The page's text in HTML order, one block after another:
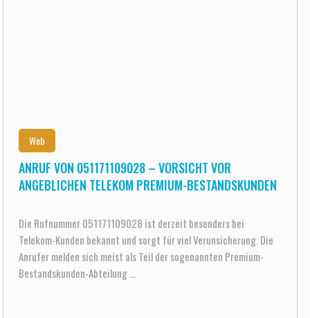
Web
ANRUF VON 051171109028 – VORSICHT VOR
ANGEBLICHEN TELEKOM PREMIUM-BESTANDSKUNDEN
Die Rufnummer 051171109028 ist derzeit besonders bei
Telekom-Kunden bekannt und sorgt für viel Verunsicherung. Die
Anrufer melden sich meist als Teil der sogenannten Premium-
Bestandskunden-Abteilung ...